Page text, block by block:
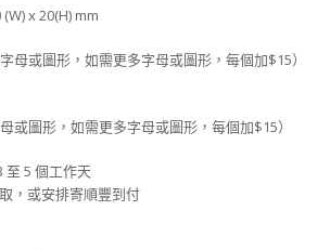
x 20(H) mm
母或圖形，如需更多字母或圖形，每個加$15）
或圖形，如需更多字母或圖形，每個加$15）
至 5 個工作天
，或安排寄順豐到付